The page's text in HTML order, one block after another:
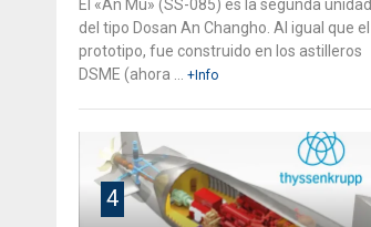
El «An Mu» (SS-085) es la segunda unidad
del tipo Dosan An Changho. Al igual que el
prototipo, fue construido en los astilleros
DSME (ahora ...
+Info
4